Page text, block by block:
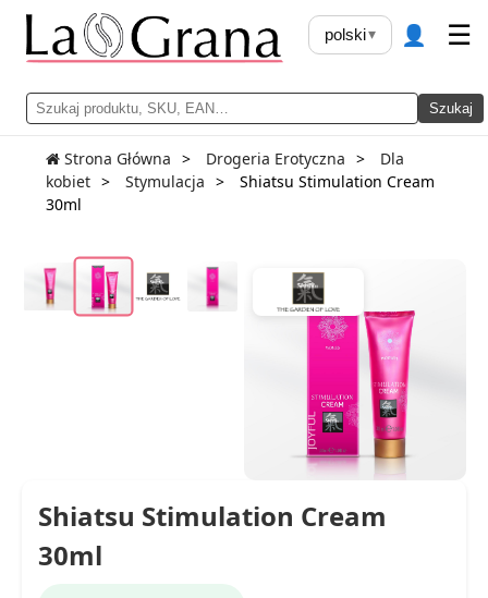
Szukaj
polski▾ 👤 ☰
Strona Główna Drogeria Erotyczna
Dla
kobiet
Stymulacja
Shiatsu Stimulation Cream
30ml
Shiatsu Stimulation Cream
30ml